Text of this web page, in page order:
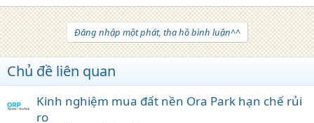
Đăng nhập một phát, tha hồ bình luận^^
Chủ đề liên quan
Kinh nghiệm mua đất nền Ora Park hạn chế rủi
ro